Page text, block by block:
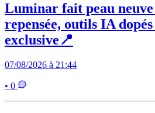
Luminar fait peau
repensée, outils IA
exclusive📍
07/08/2026 à 21:44
• 0